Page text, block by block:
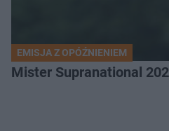
EMISJA Z OPÓŹNIENIEM
Mister Supranational